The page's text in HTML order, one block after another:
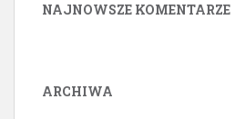
NAJNOWSZE KOMENTARZE
ARCHIWA